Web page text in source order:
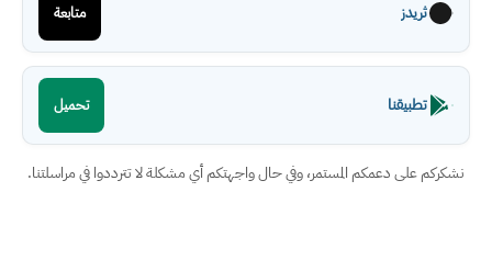
ثريدز متابعة
تطبيقنا تحميل
نشكركم على دعمكم المستمر، وفي حال واجهتكم أي مشكلة لا تترددوا في مراسلتنا.